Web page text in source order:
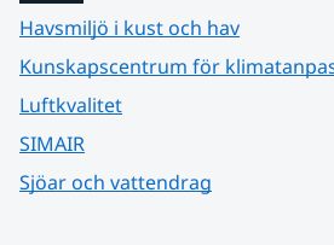
Havsmiljö i kust och hav
Kunskapscentrum för
Luftkvalitet
SIMAIR
Sjöar och vattendrag